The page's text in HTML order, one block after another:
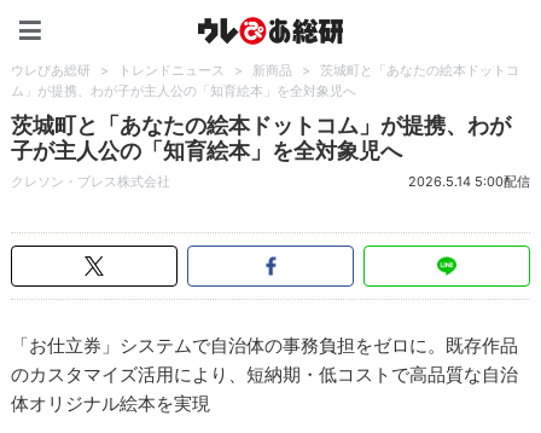
ウレぴあ総研 > トレンドニュース > 新商品 >
茨城町と「あなたの絵本ドットコ
ム」が提携、わが子が主人公の「知育絵本」を全対象児へ
茨城町と「あなたの絵本ドットコム」が提携、わが
子が主人公の「知育絵本」を全対象児へ
クレソン・ブレス株式会社 2026.5.14 5:00配信
「お仕立券」システムで自治体の事務負担をゼロに。既存作品
のカスタマイズ活用により、短納期・低コストで高品質な自治
体オリジナル絵本を実現